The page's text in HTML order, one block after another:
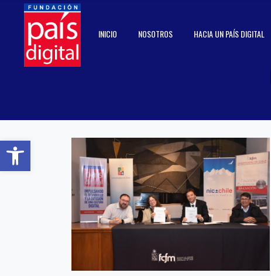
Abrir barra de herramientas
INICIO NOSOTROS HACIA UN PAÍS DIGITAL